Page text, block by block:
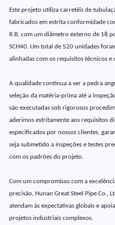
Este projeto utiliza carretéis de
fabricados em estrita conformidade
R.B, com um diâmetro externo de 18
SCH40. Um total de 520 unidades
alinhadas com os requisitos técnicos
A qualidade continua a ser a pedra
seleção da matéria-prima até a
são executadas sob rigorosos
aderimos estritamente aos requisitos
especificados por nossos clientes,
seja submetido a inspeções e testes
com os padrões do projeto.
Com um compromisso com a
precisão, Hunan Great Steel Pipe Co.,
atendam às expectativas globais e
projetos industriais complexos.